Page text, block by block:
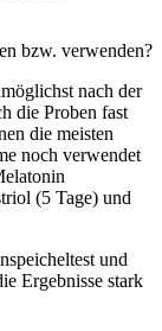
bzw. verwenden?
nach der
die Proben fast
die meisten
noch verwendet
(5 Tage) und
und
Ergebnisse stark